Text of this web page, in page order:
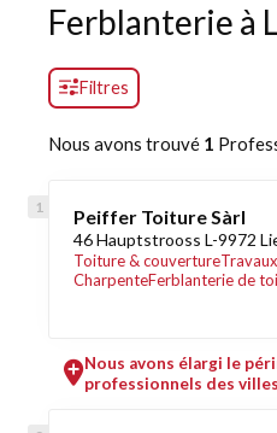
Ferblanterie à
Filtres
Nous avons trouvé 1
Peiffer Toiture Sàrl
46 Hauptstrooss L-9972
Toiture & couverture
CharpenteFerblanterie de
Nous avons élargi le
professionnels des